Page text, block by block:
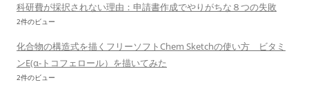
科研費が採択されない理由：申請書作成でやりがちな８つの失敗
2件のビュー
化合物の構造式を描くフリーソフトChem Sketchの使い方 ビタミ
ンE(α-トコフェロール）を描いてみた
2件のビュー